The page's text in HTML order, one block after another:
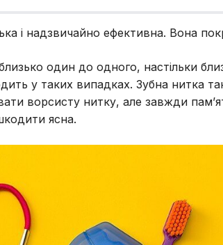
і надзвичайно ефективна. Вона
один до одного, настільки
у таких випадках. Зубна
ворсисту нитку, але завжди
ясна.